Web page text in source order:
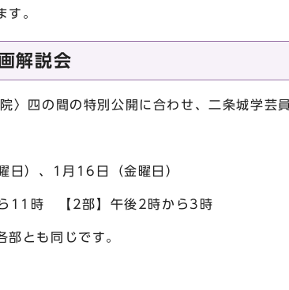
す。
解説会
〉四の間の特別公開に合わせ、二条城学芸
）、1月16日（金曜日）
時 【2部】午後2時から3時
とも同じです。